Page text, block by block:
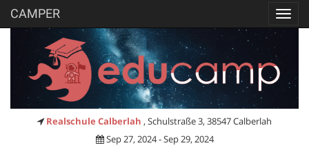
CAMPER
Realschule Calberlah , Schulstraße 3, 38547 Calberlah
Sep 27, 2024 - Sep 29, 2024